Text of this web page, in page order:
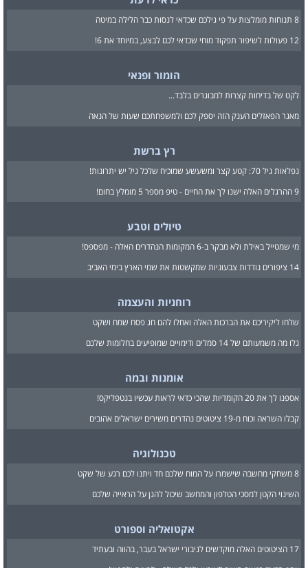
8 תנוחות מומלצות על פי גילכם שכדאי לנסות כבר הלילה במיטה
12 פעולות לשיפור תפקוד מוחי שכדאי לכם לבצע, במיוחד את 6!
הומור ופנאי
לקט של בדיחות קצרות למבוגרים בלבד...
מאגר הפאזלים הענק הזה יספק לכם ולמשפחתכם שעות של הנאה
רץ ברשת
נפלאות גיל 70: קטע קצר ומשעשע שמוכיח שלכל גיל יש יתרונות!
9 ההרגלים האלה ישנו לך את החיים - טיפ מספר 5 מומלץ בחום!
טיולים וטבע
מי שמטייל באילת ולא מבקר ב-6 המקומות הנהדרים האלה - מפספס!
14 ציפורים נודדות צבעוניות שמקשטות את שמי הארץ בימי האביב
רוחניות והעצמה
שלחו ליקיריכם את הברכות האלה ואחלו להם חג פסח שמח ושקט
גלו מה משמעותם של 14 סמלים ודימויים שמופיעים בחלומות שלכם
אומנות ובמה
אספנו לך את 20 הקומדיות שהכי כדאי לראות עכשיו בנטפליקס!
קבלו השראה וכוח מ-19 ציטוטים נהדרים משירים ישראלים אהובים
טכנולוגיה
8 משחקי מחשבה שישמרו על המוח שלכם חד ויתנו לכם רגע של שקט
השינוי הקטן למסכי הטלפון והמחשב שיכול להגן על הראייה שלכם
אקטואליה וספורט
17 הציטוטים האלה מוקדשים לגיבורי ישראל בעבר, בהווה ובעתיד